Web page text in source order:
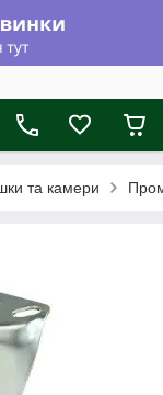
та камери